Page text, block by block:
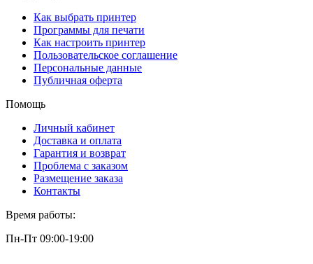
Как выбрать принтер
Программы для печати
Как настроить принтер
Пользовательское соглашение
Персональные данные
Публичная оферта
Помощь
Личный кабинет
Доставка и оплата
Гарантия и возврат
Проблема с заказом
Размещение заказа
Контакты
Время работы:
Пн-Пт 09:00-19:00